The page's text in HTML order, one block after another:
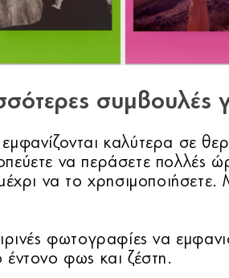
συμβουλές
καλύτερα σε
να περάσετε πολλές
να το χρησιμοποιήσετε.
φωτογραφίες να
φως και ζέστη.